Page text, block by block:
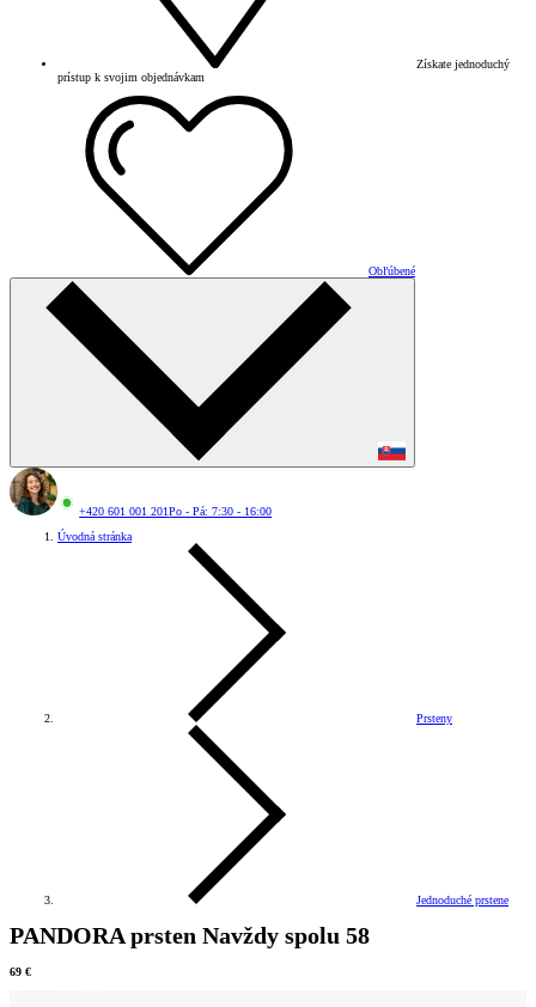
Získate jednoduchý
prístup k svojim objednávkam
Obľúbené
+420 601 001 201Po - Pá: 7:30 - 16:00
Úvodná stránka
Prsteny
Jednoduché prstene
PANDORA prsten Navždy spolu 58
69 €